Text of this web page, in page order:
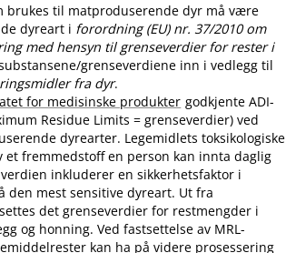
brukes til matproduserende dyr må være
dyreart i forordning (EU) nr. 37/2010 om
med hensyn til grenseverdier for rester i
​grenseverdiene inn i vedlegg til
fra dyr.
for medisinske produkter godkjente ADI-
Residue Limits = grenseverdier) ved
dyrearter. Legemidlets toksikologiske
fremmedstoff en person kan innta daglig
inkluderer en sikkerhetsfaktor i
den mest sensitive dyreart. Ut fra
det grenseverdier for restmengder i
og honning. Ved fastsettelse av MRL-
kan ha på videre prosessering